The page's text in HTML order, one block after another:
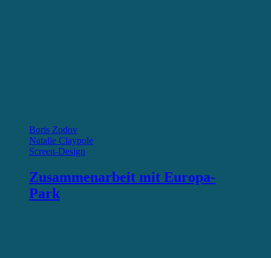
Boris Zodov
Natalie Claypole
Screen-Design
Zusammenarbeit mit Europa-
Park